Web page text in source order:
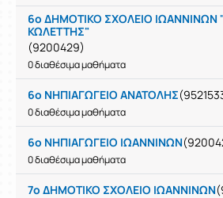
6ο ΔΗΜΟΤΙΚΟ ΣΧΟΛΕΙΟ ΙΩΑΝΝΙΝΩΝ
ΚΩΛΕΤΤΗΣ"
(9200429)
0 διαθέσιμα μαθήματα
6ο ΝΗΠΙΑΓΩΓΕΙΟ ΑΝΑΤΟΛΗΣ
0 διαθέσιμα μαθήματα
6ο ΝΗΠΙΑΓΩΓΕΙΟ ΙΩΑΝΝΙΝΩΝ
0 διαθέσιμα μαθήματα
7ο ΔΗΜΟΤΙΚΟ ΣΧΟΛΕΙΟ ΙΩΑΝΝΙΝΩΝ